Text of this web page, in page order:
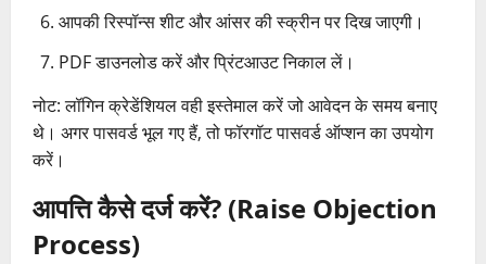
आपकी रिस्पॉन्स शीट और आंसर की स्क्रीन पर दिख जाएगी।
PDF डाउनलोड करें और प्रिंटआउट निकाल लें।
नोट: लॉगिन क्रेडेंशियल वही इस्तेमाल करें जो आवेदन के समय बनाए
थे। अगर पासवर्ड भूल गए हैं, तो फॉरगॉट पासवर्ड ऑप्शन का उपयोग
करें।
आपत्ति कैसे दर्ज करें? (Raise Objection
Process)